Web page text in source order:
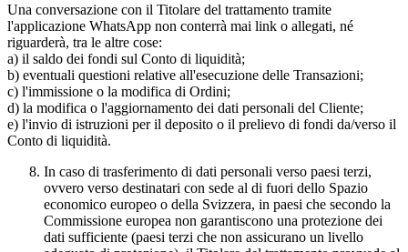
Una conversazione con il Titolare del trattamento tramite
l'applicazione WhatsApp non conterrà mai link o allegati, né
riguarderà, tra le altre cose:
a) il saldo dei fondi sul Conto di liquidità;
b) eventuali questioni relative all'esecuzione delle Transazioni;
c) l'immissione o la modifica di Ordini;
d) la modifica o l'aggiornamento dei dati personali del Cliente;
e) l'invio di istruzioni per il deposito o il prelievo di fondi da/verso il
Conto di liquidità.
In caso di trasferimento di dati personali verso paesi terzi,
ovvero verso destinatari con sede al di fuori dello Spazio
economico europeo o della Svizzera, in paesi che secondo la
Commissione europea non garantiscono una protezione dei
dati sufficiente (paesi terzi che non assicurano un livello